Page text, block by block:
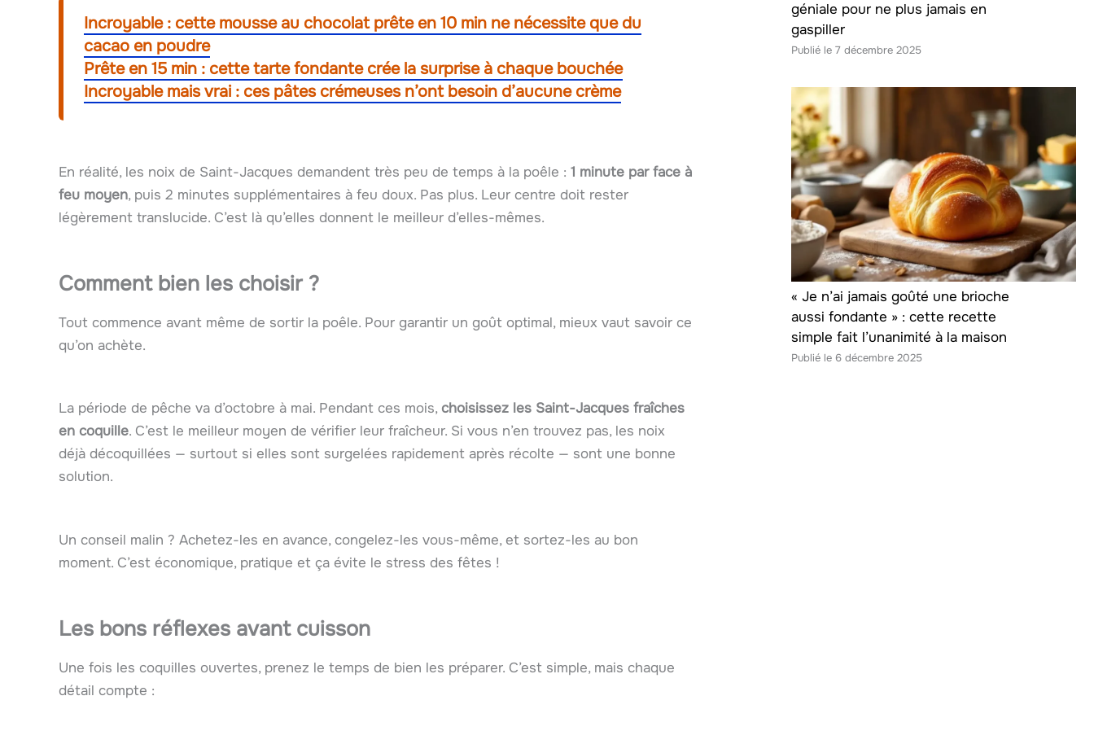
Incroyable : cette mousse au chocolat prête en 10 min ne nécessite que du
cacao en poudre
Prête en 15 min : cette tarte fondante crée la surprise à chaque bouchée
Incroyable mais vrai : ces pâtes crémeuses n’ont besoin d’aucune crème
En réalité, les noix de Saint-Jacques demandent très peu de temps à la poêle : 1 minute par face à
feu moyen, puis 2 minutes supplémentaires à feu doux. Pas plus. Leur centre doit rester
légèrement translucide. C’est là qu’elles donnent le meilleur d’elles-mêmes.
Comment bien les choisir ?
Tout commence avant même de sortir la poêle. Pour garantir un goût optimal, mieux vaut savoir ce
qu’on achète.
La période de pêche va d’octobre à mai. Pendant ces mois, choisissez les Saint-Jacques fraîches
en coquille. C’est le meilleur moyen de vérifier leur fraîcheur. Si vous n’en trouvez pas, les noix
déjà décoquillées — surtout si elles sont surgelées rapidement après récolte — sont une bonne
solution.
Un conseil malin ? Achetez-les en avance, congelez-les vous-même, et sortez-les au bon
moment. C’est économique, pratique et ça évite le stress des fêtes !
Les bons réflexes avant cuisson
Une fois les coquilles ouvertes, prenez le temps de bien les préparer. C’est simple, mais chaque
détail compte :
géniale pour ne plus jamais en
gaspiller
7 décembre 2025
« Je n’ai jamais goûté une brioche
aussi fondante » : cette recette
simple fait l’unanimité à la maison
6 décembre 2025